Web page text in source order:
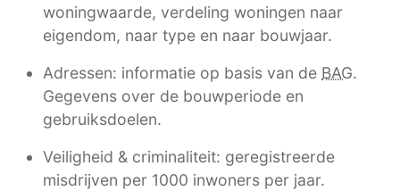
woningwaarde, verdeling woningen naar
eigendom, naar type en naar bouwjaar.
Adressen: informatie op basis van de BAG.
Gegevens over de bouwperiode en
gebruiksdoelen.
Veiligheid & criminaliteit: geregistreerde
misdrijven per 1000 inwoners per jaar.